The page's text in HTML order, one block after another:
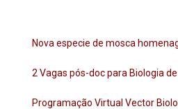
Nova especie de mosca
2 Vagas pós-doc para Biologia
Programação Virtual Vector